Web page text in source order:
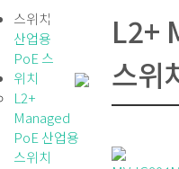
CONTACT US
스위치
산업용
PoE 스
위치
L2+
Managed
PoE 산업용
스위치
L2+
스위